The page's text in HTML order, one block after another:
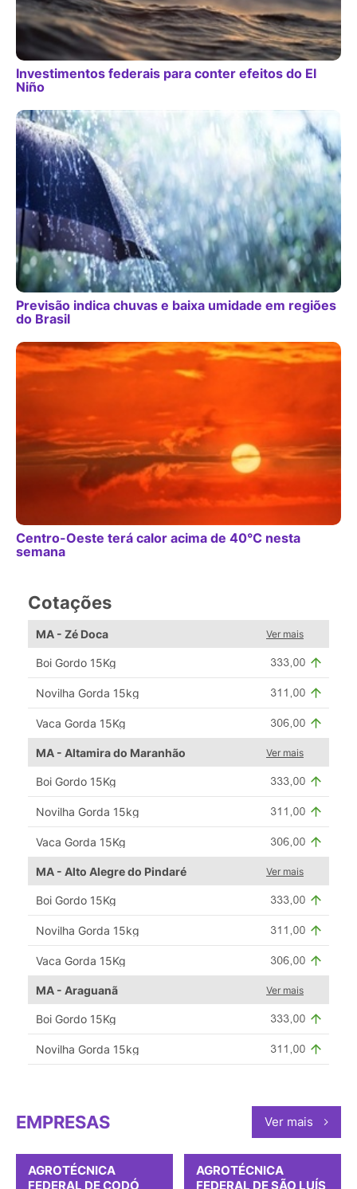
Investimentos federais para conter efeitos do El
Niño
Previsão indica chuvas e baixa umidade em regiões
do Brasil
Centro-Oeste terá calor acima de 40°C nesta
semana
Cotações
MA - Zé Doca Ver mais
Boi Gordo 15Kg
Novilha Gorda 15kg
Vaca Gorda 15Kg
MA - Altamira do Maranhão Ver mais
Boi Gordo 15Kg
Novilha Gorda 15kg
Vaca Gorda 15Kg
MA - Alto Alegre do Pindaré Ver mais
Boi Gordo 15Kg
Novilha Gorda 15kg
Vaca Gorda 15Kg
MA - Araguanã Ver mais
Boi Gordo 15Kg
Novilha Gorda 15kg
EMPRESAS Ver mais
AGROTÉCNICA
FEDERAL DE CODÓ
AGROTÉCNICA
FEDERAL DE SÃO LUÍS